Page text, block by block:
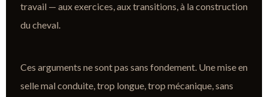
travail — aux exercices, aux transitions, à la construction
du cheval.
Ces arguments ne sont pas sans fondement. Une mise en
selle mal conduite, trop longue, trop mécanique, sans